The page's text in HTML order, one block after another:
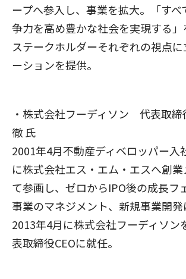
ープへ参入し、事業を拡大。「すべ
争力を高め豊かな社会を実現する
ステークホルダーそれぞれの視点
ーションを提供。
・株式会社フーディソン 代表取
徹 氏
2001年4月不動産ディベロッパー入
に株式会社エス・エム・エスへ創
て参画し、ゼロからIPO後の成長フ
事業のマネジメント、新規事業開発
2013年4月に株式会社フーディソン
表取締役CEOに就任。